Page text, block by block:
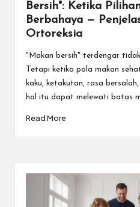
Bersih": Ketika
Berbahaya —
Ortoreksia
"Makan bersih" terdengar
Tetapi ketika pola makan
kaku, ketakutan, rasa
hal itu dapat melewati batas
Read More